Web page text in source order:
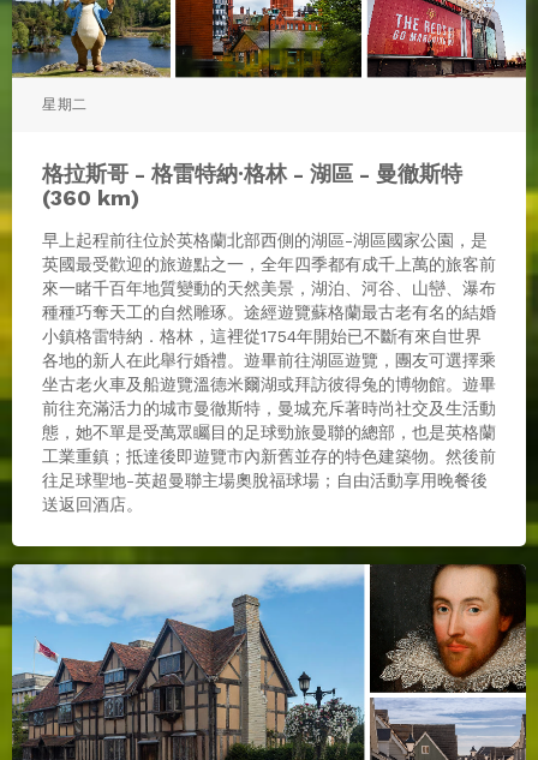
星期二
格拉斯哥 - 格雷特納·格林 - 湖區 - 曼徹斯特
(360 km)
早上起程前往位於英格蘭北部西側的湖區-湖區國家公園，是
英國最受歡迎的旅遊點之一，全年四季都有成千上萬的旅客前
來一睹千百年地質變動的天然美景，湖泊、河谷、山巒、瀑布
種種巧奪天工的自然雕琢。途經遊覽蘇格蘭最古老有名的結婚
小鎮格雷特納．格林，這裡從1754年開始已不斷有來自世界
各地的新人在此舉行婚禮。遊畢前往湖區遊覽，團友可選擇乘
坐古老火車及船遊覽溫德米爾湖或拜訪彼得兔的博物館。遊畢
前往充滿活力的城市曼徹斯特，曼城充斥著時尚社交及生活動
態，她不單是受萬眾矚目的足球勁旅曼聯的總部，也是英格蘭
工業重鎮；抵達後即遊覽市內新舊並存的特色建築物。然後前
往足球聖地-英超曼聯主場奧脫福球場；自由活動享用晚餐後
送返回酒店。